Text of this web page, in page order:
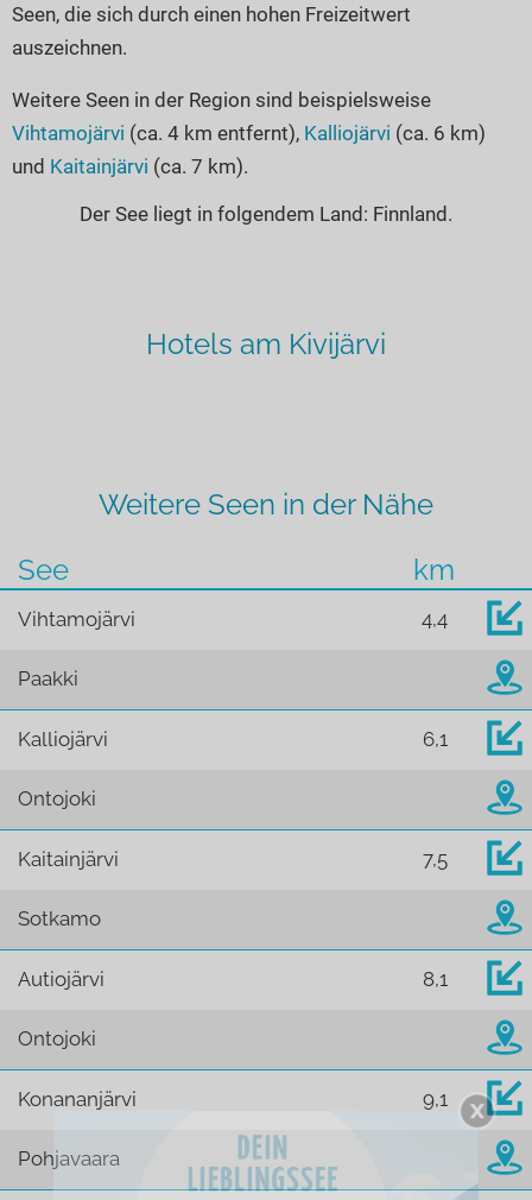
Seen, die sich durch einen hohen Freizeitwert
auszeichnen.
Weitere Seen in der Region sind beispielsweise
Vihtamojärvi (ca. 4 km entfernt), Kalliojärvi (ca. 6 km)
und Kaitainjärvi (ca. 7 km).
Der See liegt in folgendem Land: Finnland.
Hotels am Kivijärvi
Weitere Seen in der Nähe
See
km
Vihtamojärvi 4,4
Paakki
Kalliojärvi 6,1
Ontojoki
Kaitainjärvi 7,5
Sotkamo
Autiojärvi 8,1
Ontojoki
Konananjärvi 9,1
Pohjavaara